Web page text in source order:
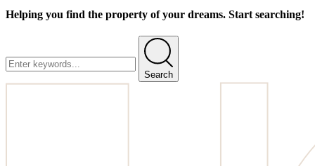
Helping you find the property of your dreams. Start searching!
Search